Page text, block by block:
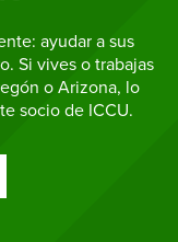
ayudar a sus
Si vives o trabajas
o Arizona, lo
socio de ICCU.